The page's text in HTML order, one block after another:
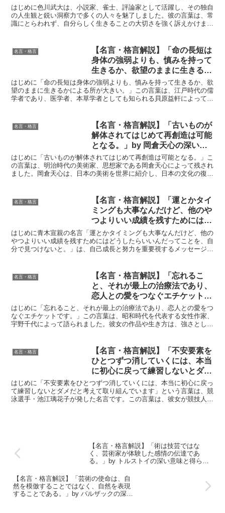
方を作らないとしょうがないだろ
う。」by 色川武大の深い意味と
得られる教訓
はじめに色川武大は、小説家、雀士、評論家として活躍し、その独自
の人生観と鋭い洞察力で多くの人々を魅了しました。彼の言葉は、常
識にとらわれず、自分らしく生きることの大切さを強く訴えかけま
名言・格言
【名言・格言解説】「命の長短は
身体の強弱よりも、慎みを持って
生きるか、欲望のままに生きるか
による所が大きい。」by 貝原 益
軒の深い意味と得られる教訓
はじめに「命の長短は身体の強弱よりも、慎みを持って生きるか、欲
望のままに生きるかによる所が大きい。」この言葉は、江戸時代の儒
学者であり、医学者、本草学者としても知られる貝原益軒によって遺
名言・格言
【名言・格言解説】「古いものが
解体されてはじめて再創造は可能
となる。」by 岡倉天心の深い意
味と得られる教訓
はじめに「古いものが解体されてはじめて再創造は可能となる。」こ
の言葉は、明治時代の美術家、思想家である岡倉天心によって残され
ました。岡倉天心は、日本の美術を世界に紹介し、日本の文化の復興
名言・格言
【名言・格言解説】「運とかタイ
ミングも大事なんだけど、他のや
つよりいい成績を残すためにはど
うしたらいいんだってことを、自
分で見つけないと。」by 青木宣
親の深い意味と得られる教訓
はじめに青木宣親の名言「運とかタイミングも大事なんだけど、他の
やつよりいい成績を残すためにはどうしたらいいんだってことを、自
分で見つけないと。」は、自己成長と努力を重要視するメッセージを
名言・格言
【名言・格言解説】「忘れるこ
と、それが最上の治療法であり、
恋人との愛をつなぐエチケットで
す。」 by 宇野千代の深い意味と
得られる教訓
はじめに「忘れること、それが最上の治療法であり、恋人との愛をつ
なぐエチケットです。」この言葉は、昭和時代を代表する女性作家、
宇野千代によって語られました。彼女の作品や生き方は、強さとしな
名言・格言
【名言・格言解説】「不安要素を
ひとつずつ消していくには、本当
に初心に戻って練習しないとダメ
だと考えて取り組んでいます」by
池江璃花子の深い意味と得られる
教訓
はじめに「不安要素をひとつずつ消していくには、本当に初心に戻っ
て練習しないとダメだと考えて取り組んでいます」という言葉は、競
泳選手・池江璃花子が発した名言です。この言葉は、彼女が競技人生
【名言・格言解説】「術は技芸ではな
く、芸術家が体験した感情の伝達であ
る。」by トルストイの深い意味と得られ
【名言・格言解説】「芸術の使命は、自
然を模倣することではなく、自然を表現
することである。」by バルザックの深い